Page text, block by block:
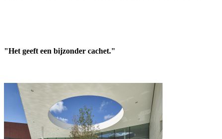
"Het geeft een bijzonder cachet."